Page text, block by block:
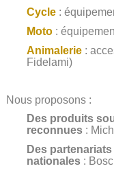
Cycle :
Moto :
Animalerie :
Fidelami)
Nous proposons :
Des produits
reconnues :
Des
nationales :